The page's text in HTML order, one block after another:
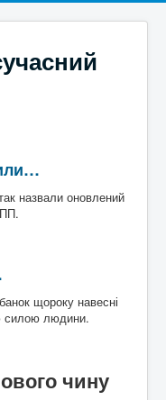
Галич
Туриз
Блоги
назвали оновлений
щороку навесні
силою людини.
чину